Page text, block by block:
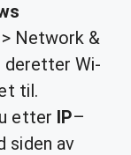
Network &
deretter Wi-
til.
etter IP–
siden av